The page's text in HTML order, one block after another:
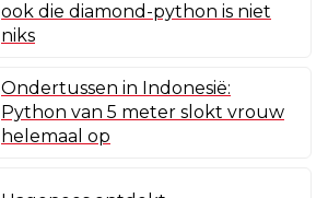
ook die diamond-python is niet
niks
Ondertussen in Indonesië:
Python van 5 meter slokt vrouw
helemaal op